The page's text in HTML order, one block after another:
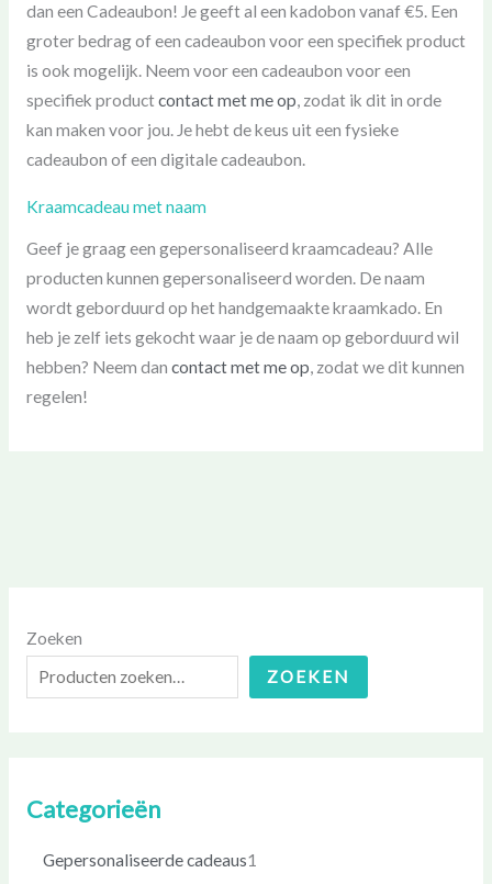
dan een Cadeaubon! Je geeft al een kadobon vanaf €5. Een
groter bedrag of een cadeaubon voor een specifiek product
is ook mogelijk. Neem voor een cadeaubon voor een
specifiek productcontact met me op, zodat ik dit in orde
kan maken voor jou. Je hebt de keus uit een fysieke
cadeaubon of een digitale cadeaubon.
Kraamcadeau met naam
Geef je graag een gepersonaliseerd kraamcadeau? Alle
producten kunnen gepersonaliseerd worden. De naam
wordt geborduurd op het handgemaakte kraamkado. En
heb je zelf iets gekocht waar je de naam op geborduurd wil
hebben? Neem dan contact met me op, zodat we dit kunnen
regelen!
Zoeken
ZOEKEN
Categorieën
Gepersonaliseerde cadeaus1